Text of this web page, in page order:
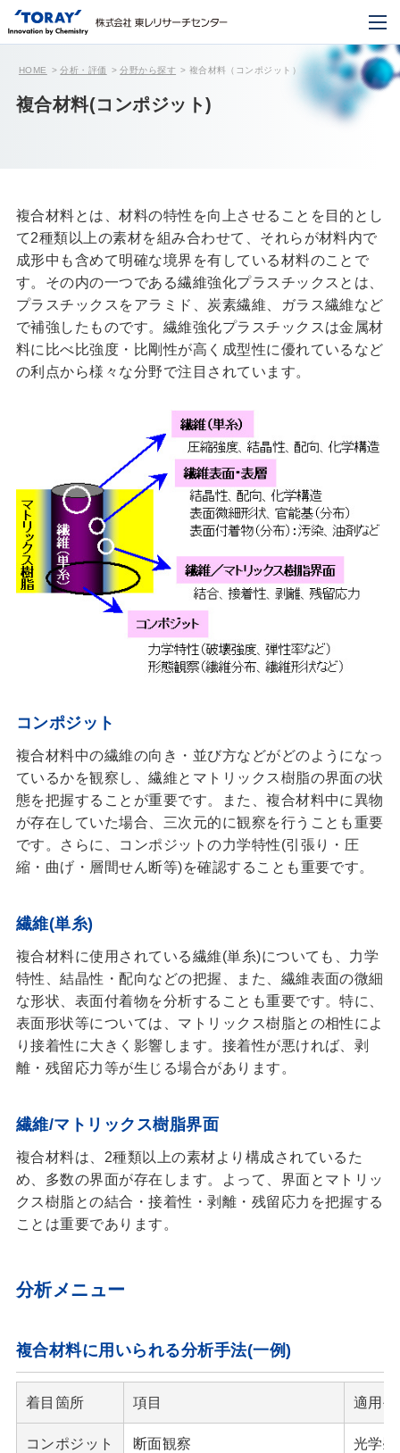
HOME 分析・評価 分野から探す 複合材料（コンポジット）
複合材料(コンポジット)
複合材料とは、材料の特性を向上させることを目的とし
て2種類以上の素材を組み合わせて、それらが材料内で
成形中も含めて明確な境界を有している材料のことで
す。その内の一つである繊維強化プラスチックスとは、
プラスチックスをアラミド、炭素繊維、ガラス繊維など
で補強したものです。繊維強化プラスチックスは金属材
料に比べ比強度・比剛性が高く成型性に優れているなど
の利点から様々な分野で注目されています。
コンポジット
複合材料中の繊維の向き・並び方などがどのようになっ
ているかを観察し、繊維とマトリックス樹脂の界面の状
態を把握することが重要です。また、複合材料中に異物
が存在していた場合、三次元的に観察を行うことも重要
です。さらに、コンポジットの力学特性(引張り・圧
縮・曲げ・層間せん断等)を確認することも重要です。
繊維(単糸)
複合材料に使用されている繊維(単糸)についても、力学
特性、結晶性・配向などの把握、また、繊維表面の微細
な形状、表面付着物を分析することも重要です。特に、
表面形状等については、マトリックス樹脂との相性によ
り接着性に大きく影響します。接着性が悪ければ、剥
離・残留応力等が生じる場合があります。
繊維/マトリックス樹脂界面
複合材料は、2種類以上の素材より構成されているた
め、多数の界面が存在します。よって、界面とマトリッ
クス樹脂との結合・接着性・剥離・残留応力を把握する
ことは重要であります。
分析メニュー
複合材料に用いられる分析手法(一例)
着目箇所 項目 適用
コンポジット 断面観察 光学